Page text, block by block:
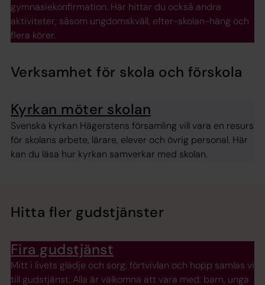
gymnasiekonfirmation. Här hittar du också andra
aktiviteter, såsom ungdomskväll, efter-skolan-häng och
flera körer.
Verksamhet för skola och förskola
Kyrkan möter skolan
Svenska kyrkan Hägerstens församling vill vara en resurs
för skolans arbete, lärare, elever och övrig personal. Här
kan du läsa hur kyrkan samverkar med skolan.
Hitta fler gudstjänster
Fira gudstjänst
Mitt i livets glädje och sorg, förtvivlan och hopp samlas vi
till gudstjänst. Alla är välkomna att vara med: barn, unga